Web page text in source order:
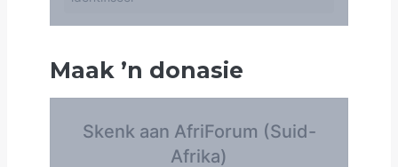
Maak ’n donasie